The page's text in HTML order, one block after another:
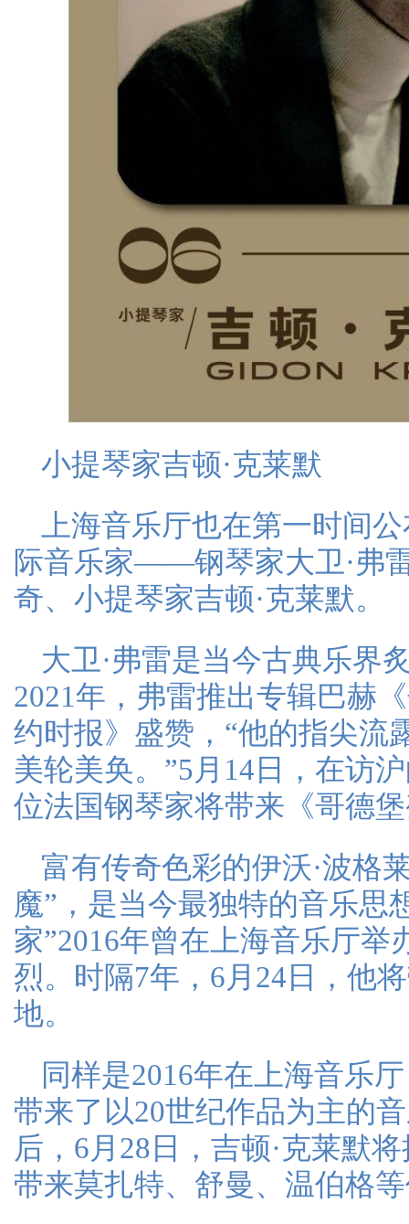
小提琴家吉顿·克莱默
上海音乐厅也在第一时间
际音乐家——钢琴家大卫·弗
奇、小提琴家吉顿·克莱默。
大卫·弗雷是当今古典乐界
2021年，弗雷推出专辑巴赫
约时报》盛赞，“他的指尖流
美轮美奂。”5月14日，在访
位法国钢琴家将带来《哥德
富有传奇色彩的伊沃·波格
魔”，是当今最独特的音乐思
家”2016年曾在上海音乐厅举
烈。时隔7年，6月24日，他
地。
同样是2016年在上海音乐
带来了以20世纪作品为主的
后，6月28日，吉顿·克莱默
带来莫扎特、舒曼、温伯格